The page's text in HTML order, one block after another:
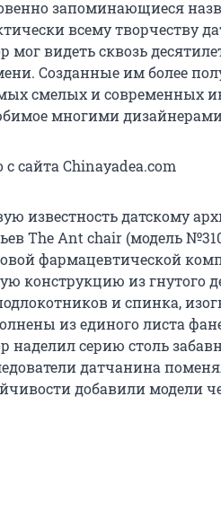
запоминающиеся
всему творчеству
мог видеть сквозь
Созданные им более
смелых и современных
многими дизайнерами
с сайта Chinayadea.com
известность датскому
The Ant chair (модель
фармацевтической
конструкцию из гнутого
и спинка,
из единого листа
наделил серию столь
датчанина
добавили модели